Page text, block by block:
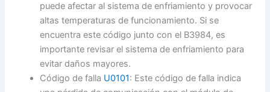
puede afectar al sistema de enfriamiento y provocar
altas temperaturas de funcionamiento. Si se
encuentra este código junto con el B3984, es
importante revisar el sistema de enfriamiento para
evitar daños mayores.
Código de falla U0101: Este código de falla indica